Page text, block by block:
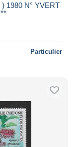
1980 N° YVERT
Particulier